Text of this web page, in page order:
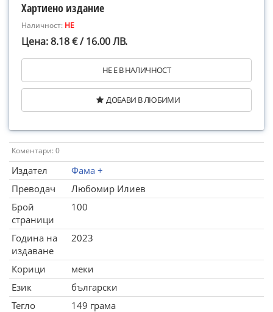
Хартиено издание
Наличност: НЕ
Цена: 8.18 € / 16.00 ЛВ.
НЕ Е В НАЛИЧНОСТ
ДОБАВИ В ЛЮБИМИ
Коментари: 0
Издател
Фама +
Преводач
Любомир Илиев
Брой
страници
100
Година на
издаване
2023
Корици
меки
Език
български
Тегло
149 грама